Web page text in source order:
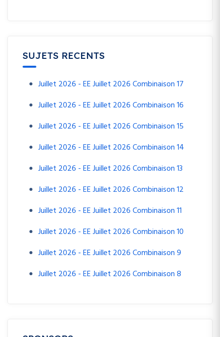
SUJETS RECENTS
Juillet 2026 - EE Juillet 2026 Combinaison 17
Juillet 2026 - EE Juillet 2026 Combinaison 16
Juillet 2026 - EE Juillet 2026 Combinaison 15
Juillet 2026 - EE Juillet 2026 Combinaison 14
Juillet 2026 - EE Juillet 2026 Combinaison 13
Juillet 2026 - EE Juillet 2026 Combinaison 12
Juillet 2026 - EE Juillet 2026 Combinaison 11
Juillet 2026 - EE Juillet 2026 Combinaison 10
Juillet 2026 - EE Juillet 2026 Combinaison 9
Juillet 2026 - EE Juillet 2026 Combinaison 8